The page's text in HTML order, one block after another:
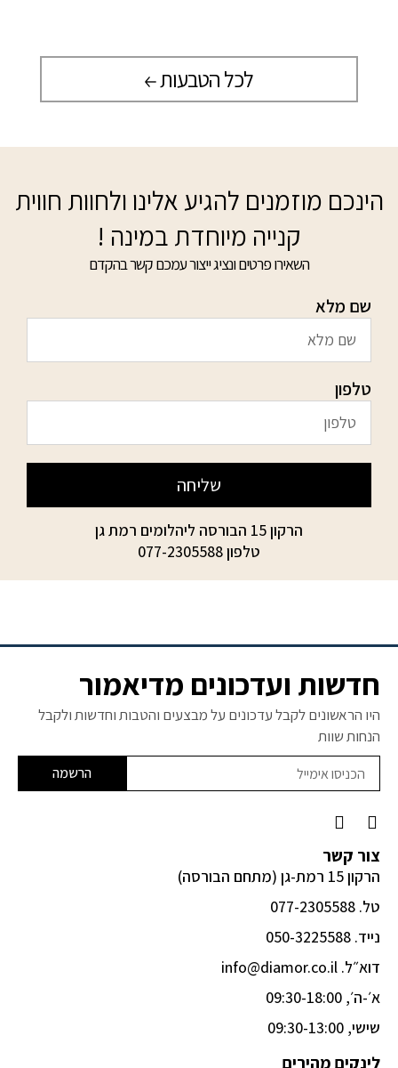
לכל הטבעות
הינכם מוזמנים להגיע אלינו ולחוות חווית
קנייה מיוחדת במינה !
השאירו פרטים ונציג ייצור עמכם קשר בהקדם
שם מלא
טלפון
שליחה
הרקון 15 הבורסה ליהלומים רמת גן
טלפון077-2305588
חדשות ועדכונים מדיאמור
היו הראשונים לקבל עדכונים על מבצעים והטבות וחדשות ולקבל
הנחות שוות
הרשמה
F
a
c
e
b
o
o
k
f
I
n
s
t
a
g
r
a
צור קשר
הרקון 15 רמת-גן (מתחם הבורסה)
טל. 077-2305588
נייד. 050-3225588
דוא״ל. info@diamor.co.il
א׳-ה׳, 09:30-18:00
שישי, 09:30-13:00
לינקים מהירים